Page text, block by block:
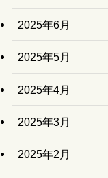
2025年6月
2025年5月
2025年4月
2025年3月
2025年2月